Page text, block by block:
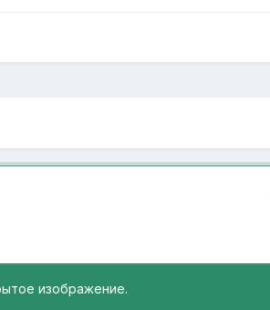
изображение.